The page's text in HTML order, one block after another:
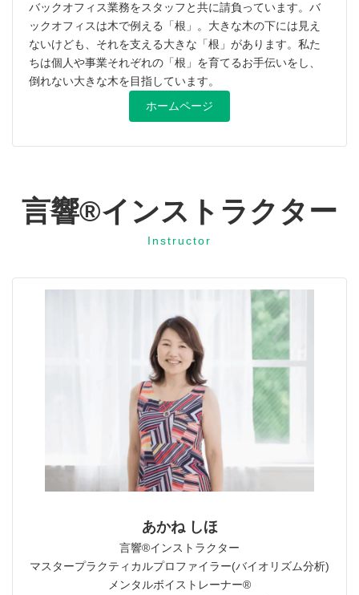
バックオフィス業務をスタッフと共に請負っています。バ
ックオフィスは木で例える「根」。大きな木の下には見え
ないけども、それを支える大きな「根」があります。私た
ちは個人や事業それぞれの「根」を育てるお手伝いをし、
倒れない大きな木を目指しています。
ホームページ
言響®︎インストラクター
Instructor
あかね しほ
言響®︎インストラクター
マスタープラクティカルプロファイラー(バイオリズム分析)
メンタルボイストレーナー®